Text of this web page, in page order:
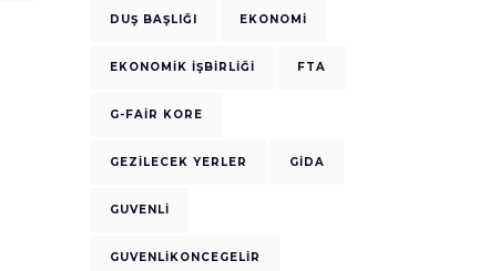
DUŞ BAŞLIĞI EKONOMI
EKONOMIK IŞBIRLIĞI FTA
G-FAIR KORE
GEZILECEK YERLER GIDA
GUVENLI
GUVENLIKONCEGELIR